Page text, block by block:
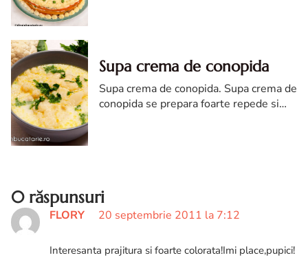
Supa crema de conopida
Supa crema de conopida. Supa crema de
conopida se prepara foarte repede si
conopida
0 răspunsuri
FLORY 20 septembrie 2011 la 7:12
Interesanta prajitura si foarte colorata!Imi place,pupici!